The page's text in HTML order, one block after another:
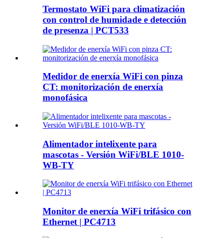
Termostato WiFi para climatización
con control de humidade e detección
de presenza | PCT533
Medidor de enerxía WiFi con pinza
CT: monitorización de enerxía
monofásica
Alimentador intelixente para
mascotas - Versión WiFi/BLE 1010-
WB-TY
Monitor de enerxía WiFi trifásico con
Ethernet | PC4713